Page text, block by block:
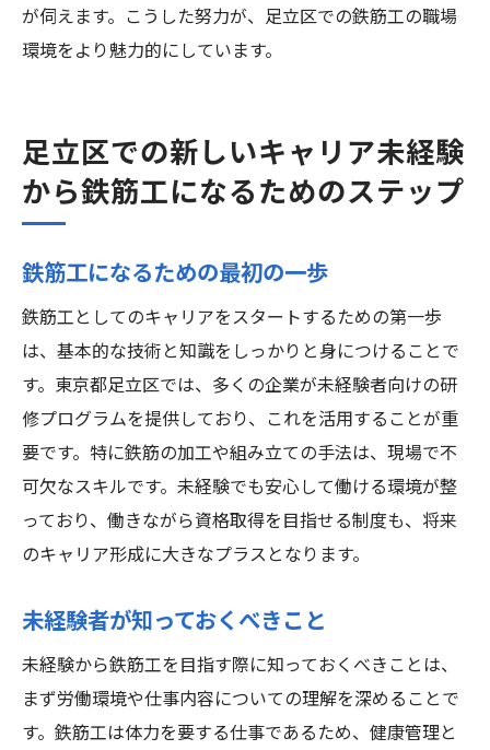
が伺えます。こうした努力が、足立区での鉄筋工の職場
環境をより魅力的にしています。
足立区での新しいキャリア未経験
から鉄筋工になるためのステップ
鉄筋工になるための最初の一歩
鉄筋工としてのキャリアをスタートするための第一歩
は、基本的な技術と知識をしっかりと身につけることで
す。東京都足立区では、多くの企業が未経験者向けの研
修プログラムを提供しており、これを活用することが重
要です。特に鉄筋の加工や組み立ての手法は、現場で不
可欠なスキルです。未経験でも安心して働ける環境が整
っており、働きながら資格取得を目指せる制度も、将来
のキャリア形成に大きなプラスとなります。
未経験者が知っておくべきこと
未経験から鉄筋工を目指す際に知っておくべきことは、
まず労働環境や仕事内容についての理解を深めることで
す。鉄筋工は体力を要する仕事であるため、健康管理と